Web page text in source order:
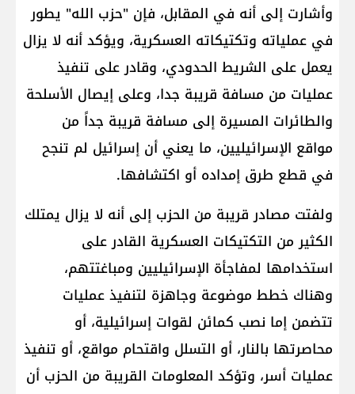
وأشارت إلى أنه في المقابل، فإن "حزب الله" يطور
في عملياته وتكتيكاته العسكرية، ويؤكد أنه لا يزال
يعمل على الشريط الحدودي، وقادر على تنفيذ
عمليات من مسافة قريبة جدا، وعلى إيصال الأسلحة
والطائرات المسيرة إلى مسافة قريبة جداً من
مواقع الإسرائيليين، ما يعني أن إسرائيل لم تنجح
في قطع طرق إمداده أو اكتشافها.
ولفتت مصادر قريبة من الحزب إلى أنه لا يزال يمتلك
الكثير من التكتيكات العسكرية القادر على
استخدامها لمفاجأة الإسرائيليين ومباغتتهم،
وهناك خطط موضوعة وجاهزة لتنفيذ عمليات
تتضمن إما نصب كمائن لقوات إسرائيلية، أو
محاصرتها بالنار، أو التسلل واقتحام مواقع، أو تنفيذ
عمليات أسر، وتؤكد المعلومات القريبة من الحزب أن